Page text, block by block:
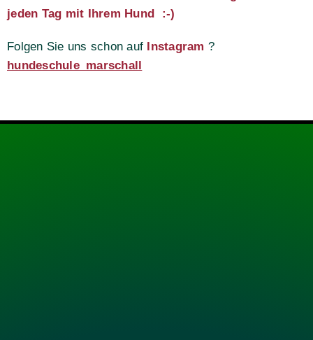
jeden Tag mit Ihrem Hund :-)
Folgen Sie uns schon auf Instagram ?
hundeschule_marschall